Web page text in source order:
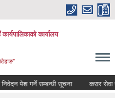
कार्यालय
पेश गर्ने सम्बन्धी सूचना करार सेवा